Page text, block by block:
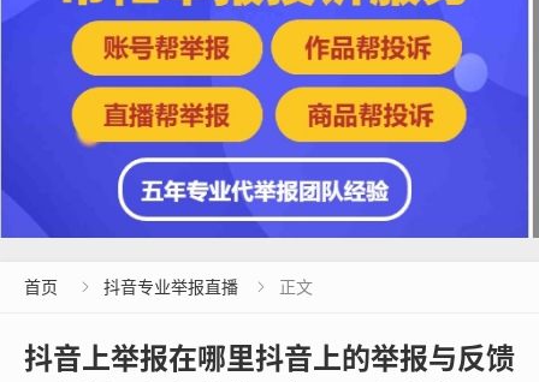
首页  抖音专业举报直播  正文
抖音上举报在哪里抖音上的举报与反馈